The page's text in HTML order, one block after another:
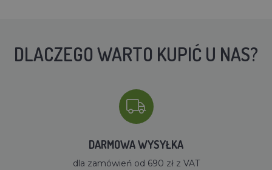
DLACZEGO WARTO KUPIĆ U NAS?
DARMOWA WYSYŁKA
dla zamówień od 690 zł z VAT